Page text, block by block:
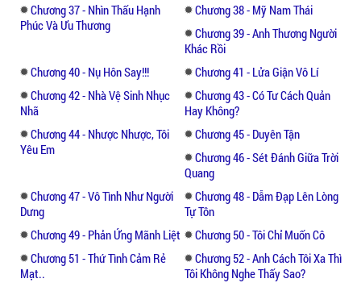
Chương 37 - Nhìn Thấu Hạnh
Phúc Và Ưu Thương
Chương 38 - Mỹ Nam Thái
Chương 39 - Anh Thương Người
Khác Rồi
Chương 40 - Nụ Hôn Say!!!
Chương 41 - Lửa Giận Vô Lí
Chương 42 - Nhà Vệ Sinh Nhục
Nhã
Chương 43 - Có Tư Cách Quản
Hay Không?
Chương 44 - Nhược Nhược, Tôi
Yêu Em
Chương 45 - Duyên Tận
Chương 46 - Sét Đánh Giữa Trời
Quang
Chương 47 - Vô Tình Như Người
Dưng
Chương 48 - Dẫm Đạp Lên Lòng
Tự Tôn
Chương 49 - Phản Ứng Mãnh Liệt
Chương 50 - Tôi Chỉ Muốn Cô
Chương 51 - Thứ Tình Cảm Rẻ
Mạt..
Chương 52 - Anh Cách Tôi Xa Thì
Tôi Không Nghe Thấy Sao?